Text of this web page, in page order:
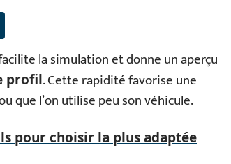
la simulation et donne un aperçu
profil. Cette rapidité favorise une
que l’on utilise peu son véhicule.
pour choisir la plus adaptée